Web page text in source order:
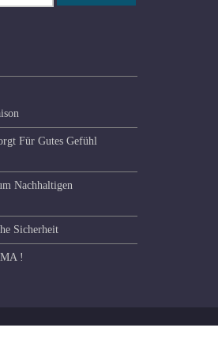
Für Gutes Gefühl
Nachhaltigen
Sicherheit
!